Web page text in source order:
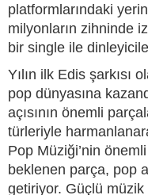
platformlarındaki
milyonların zihninde
bir single ile
Yılın ilk Edis şarkısı
pop dünyasına
açısının önemli
türleriyle
Pop Müziği’nin
beklenen parça, pop
getiriyor. Güçlü müzik